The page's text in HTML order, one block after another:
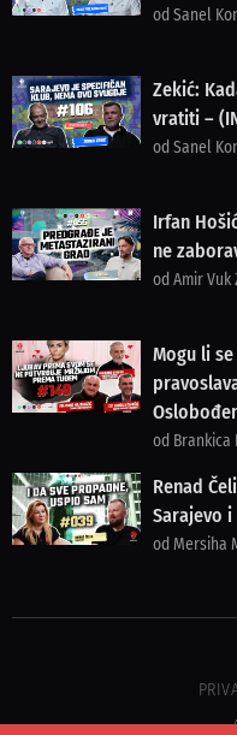
od Sanel
Zekić:
vratiti –
od Sanel
Irfan
ne
od Amir Vuk
Mogu li
od Brankica
Renad
Sarajevo
od Mersiha